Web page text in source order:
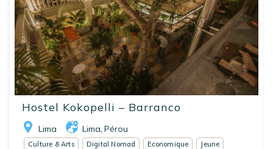
Hostel Kokopelli – Barranco
Lima Lima Pérou
Culture & Arts Digital Nomad Economique
Jeune